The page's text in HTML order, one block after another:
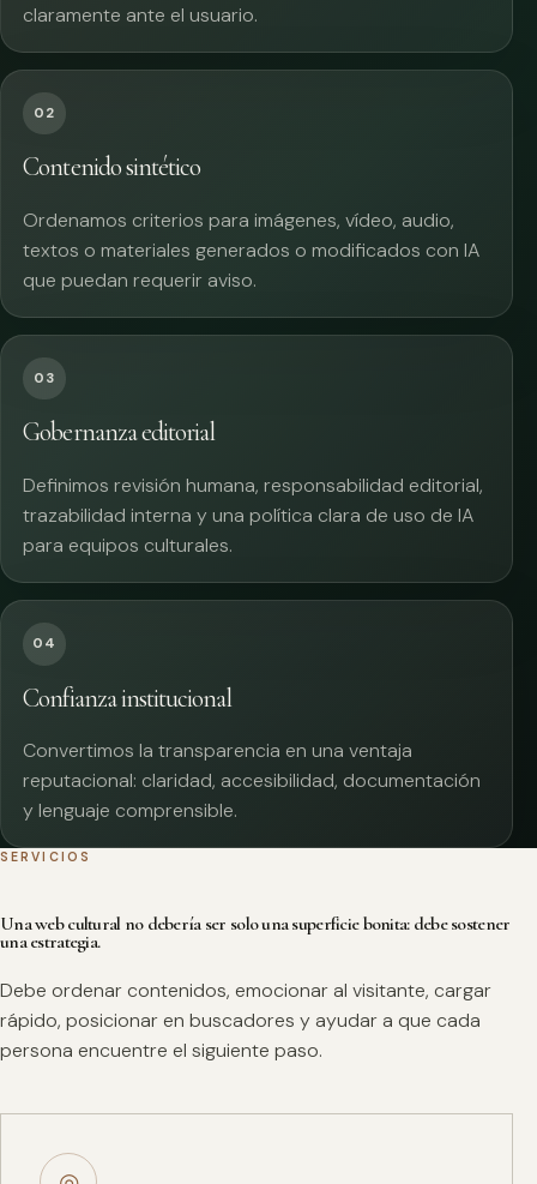
claramente ante el usuario.
02
Contenido sintético
Ordenamos criterios para imágenes, vídeo, audio,
textos o materiales generados o modificados con IA
que puedan requerir aviso.
03
Gobernanza editorial
Definimos revisión humana, responsabilidad editorial,
trazabilidad interna y una política clara de uso de IA
para equipos culturales.
04
Confianza institucional
Convertimos la transparencia en una ventaja
reputacional: claridad, accesibilidad, documentación
y lenguaje comprensible.
SERVICIOS
Una web cultural no debería ser solo una superficie bonita: debe sostener
una estrategia.
Debe ordenar contenidos, emocionar al visitante, cargar
rápido, posicionar en buscadores y ayudar a que cada
persona encuentre el siguiente paso.